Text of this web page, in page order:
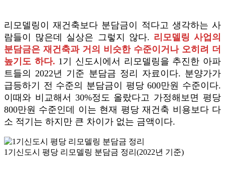
리모델링이 재건축보다 분담금이 적다고 생각하는 사
람들이 많은데 실상은 그렇지 않다. 리모델링 사업의
분담금은 재건축과 거의 비슷한 수준이거나 오히려 더
높기도 하다. 1기 신도시에서 리모델링을 추진한 아파
트들의 2022년 기준 분담금 정리 자료이다. 분양가가
급등하기 전 수준의 분담금이 평당 600만원 수준이다.
이때와 비교해서 30%정도 올랐다고 가정해보면 평당
800만원 수준인데 이는 현재 평당 재건축 비용보다 다
소 적기는 하지만 큰 차이가 없는 금액이다.
1기신도시 평당 리모델링 분담금 정리(2022년 기준)